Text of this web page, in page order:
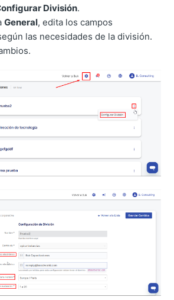
División.
General, edita los campos
las necesidades de la división.